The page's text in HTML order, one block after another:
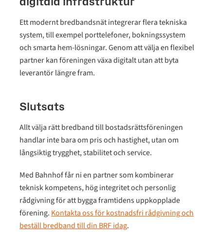
Ett modernt bredbandsnät integrerar flera tekniska
system, till exempel porttelefoner, bokningssystem
och smarta hem-lösningar. Genom att välja en flexibel
partner kan föreningen växa digitalt utan att byta
leverantör längre fram.
Slutsats
Allt välja rätt bredband till bostadsrättsföreningen
handlar inte bara om pris och hastighet, utan om
långsiktig trygghet, stabilitet och service.
Med Bahnhof får ni en partner som kombinerar
teknisk kompetens, hög integritet och personlig
rådgivning för att bygga framtidens uppkopplade
förening.Kontakta oss för kostnadsfri rådgivning och
beställ bredband till din BRF idag.